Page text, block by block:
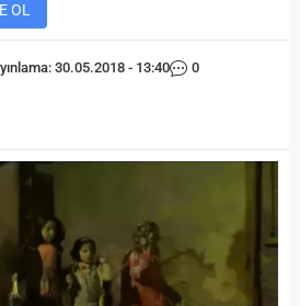
OL
30.05.2018 - 13:40 0